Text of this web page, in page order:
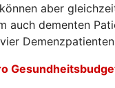
aber
auch dementen